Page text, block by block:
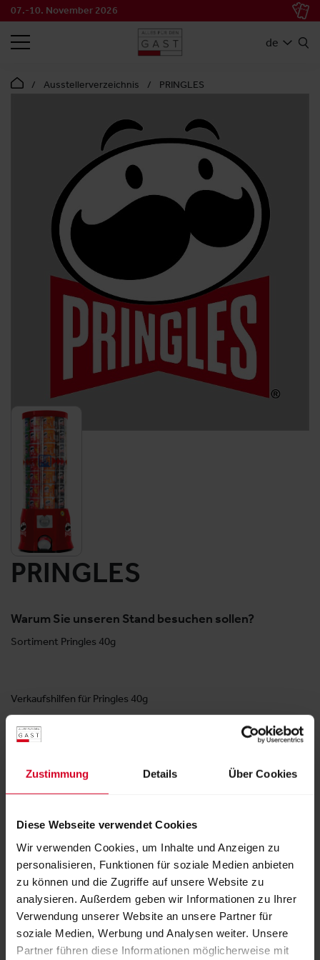
Zustimmung Details Über Cookies
Diese Webseite verwendet Cookies
Wir verwenden Cookies, um Inhalte und Anzeigen zu
personalisieren, Funktionen für soziale Medien anbieten
zu können und die Zugriffe auf unsere Website zu
analysieren. Außerdem geben wir Informationen zu Ihrer
Verwendung unserer Website an unsere Partner für
soziale Medien, Werbung und Analysen weiter. Unsere
Partner führen diese Informationen möglicherweise mit
07.-10. November 2026
de
SUCHEN
Ausstellerverzeichnis PRINGLES
PRINGLES
Warum Sie unseren Stand besuchen sollen?
Sortiment Pringles 40g
Verkaufshilfen für Pringles 40g
Kellogg